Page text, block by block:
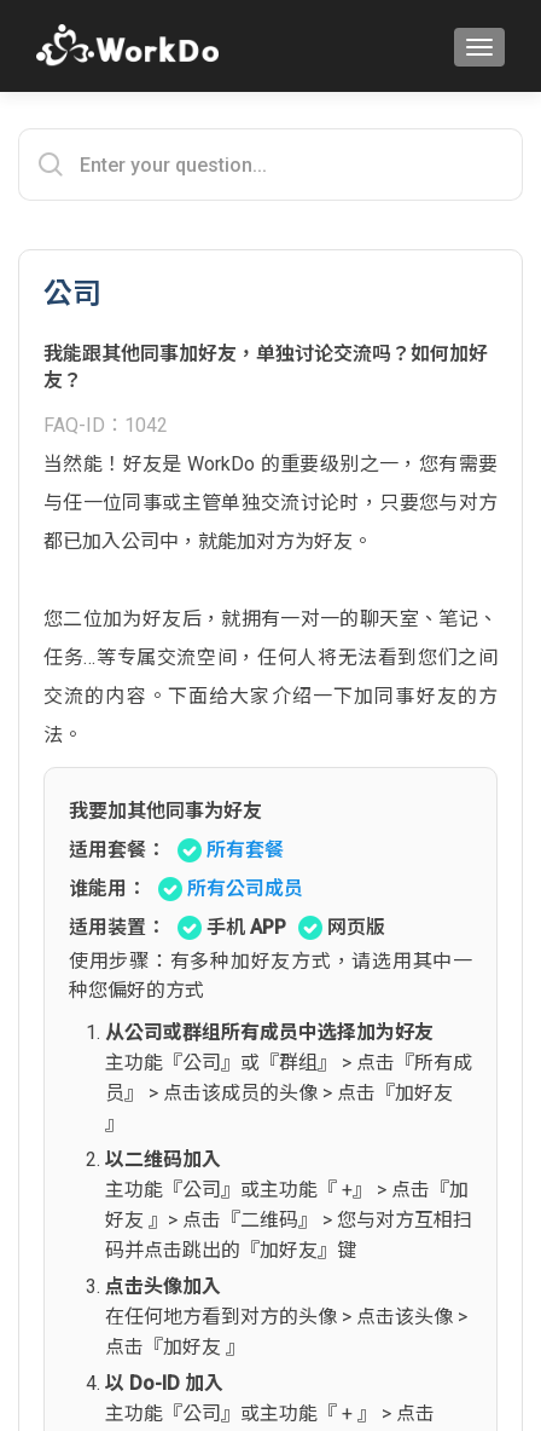
公司
我能跟其他同事加好友，单独讨论交流吗？如何加好
友？
FAQ-ID：1042
当然能！好友是 WorkDo 的重要级别之一，您有需要
与任一位同事或主管单独交流讨论时，只要您与对方
都已加入公司中，就能加对方为好友。
您二位加为好友后，就拥有一对一的聊天室、笔记、
任务…等专属交流空间，任何人将无法看到您们之间
交流的内容。下面给大家介绍一下加同事好友的方
法。
我要加其他同事为好友
适用套餐：
所有套餐
谁能用：
所有公司成员
适用装置：
手机 APP
网页版
使用步骤：有多种加好友方式，请选用其中一
种您偏好的方式
从公司或群组所有成员中选择加为好友
主功能『公司』或『群组』 > 点击『所有成
员』 > 点击该成员的头像 > 点击『加好友
』
以二维码加入
主功能『公司』或主功能『 +』 > 点击『加
好友 』> 点击『二维码』 > 您与对方互相扫
码并点击跳出的『加好友』键
点击头像加入
在任何地方看到对方的头像 > 点击该头像 >
点击『加好友 』
以 Do-ID 加入
主功能『公司』或主功能『 + 』 > 点击